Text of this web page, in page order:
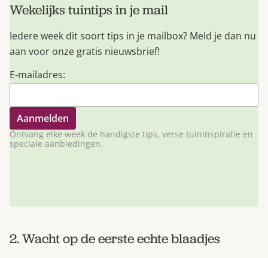
Wekelijks tuintips in je mail
Iedere week dit soort tips in je mailbox? Meld je dan nu
aan voor onze gratis nieuwsbrief!
E-mailadres:
Ontvang elke week de handigste tips, verse tuininspiratie en
speciale aanbiedingen.
2. Wacht op de eerste echte blaadjes